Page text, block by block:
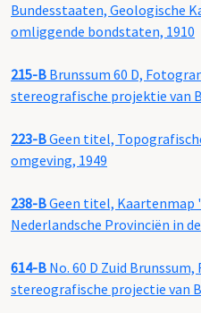
Bundesstaaten, Geologische
omliggende bondstaten, 1910
215-B Brunssum 60 D,
stereografische projektie van
223-BGeen titel,
omgeving, 1949
238-BGeen titel, Kaartenmap
Nederlandsche Provinciën in
614-B No. 60 D Zuid
stereografische projectie van